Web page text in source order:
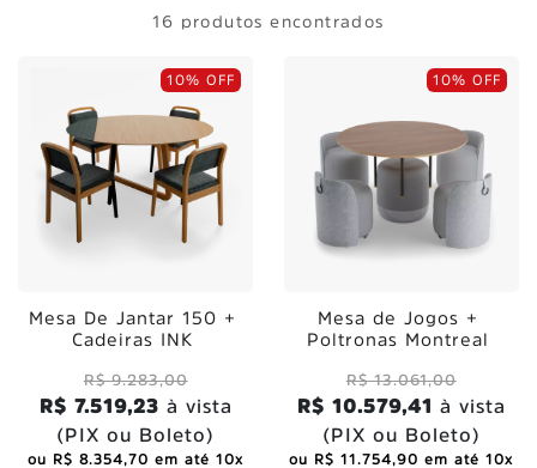
16 produtos encontrados
10% OFF
Mesa De Jantar 150 +
Cadeiras INK
R$ 9.283,00
R$ 7.519,23 à vista
(PIX ou Boleto)
ou R$ 8.354,70 em até 10x
10% OFF
Mesa de Jogos +
Poltronas Montreal
R$ 13.061,00
R$ 10.579,41 à vista
(PIX ou Boleto)
ou R$ 11.754,90 em até 10x